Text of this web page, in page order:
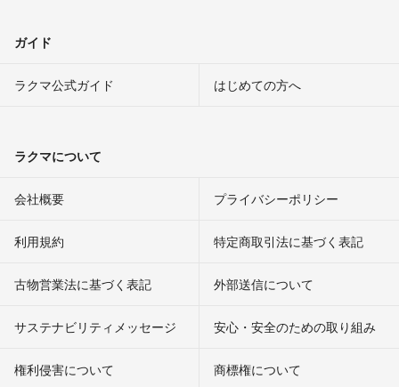
ガイド
ラクマ公式ガイド はじめての方へ
ラクマについて
会社概要 プライバシーポリシー
利用規約 特定商取引法に基づく表記
古物営業法に基づく表記 外部送信について
サステナビリティメッセージ 安心・安全のための取り組み
権利侵害について
商標権について